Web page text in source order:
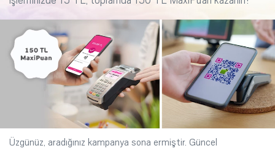
Üzgünüz, aradığınız kampanya sona ermiştir. Güncel